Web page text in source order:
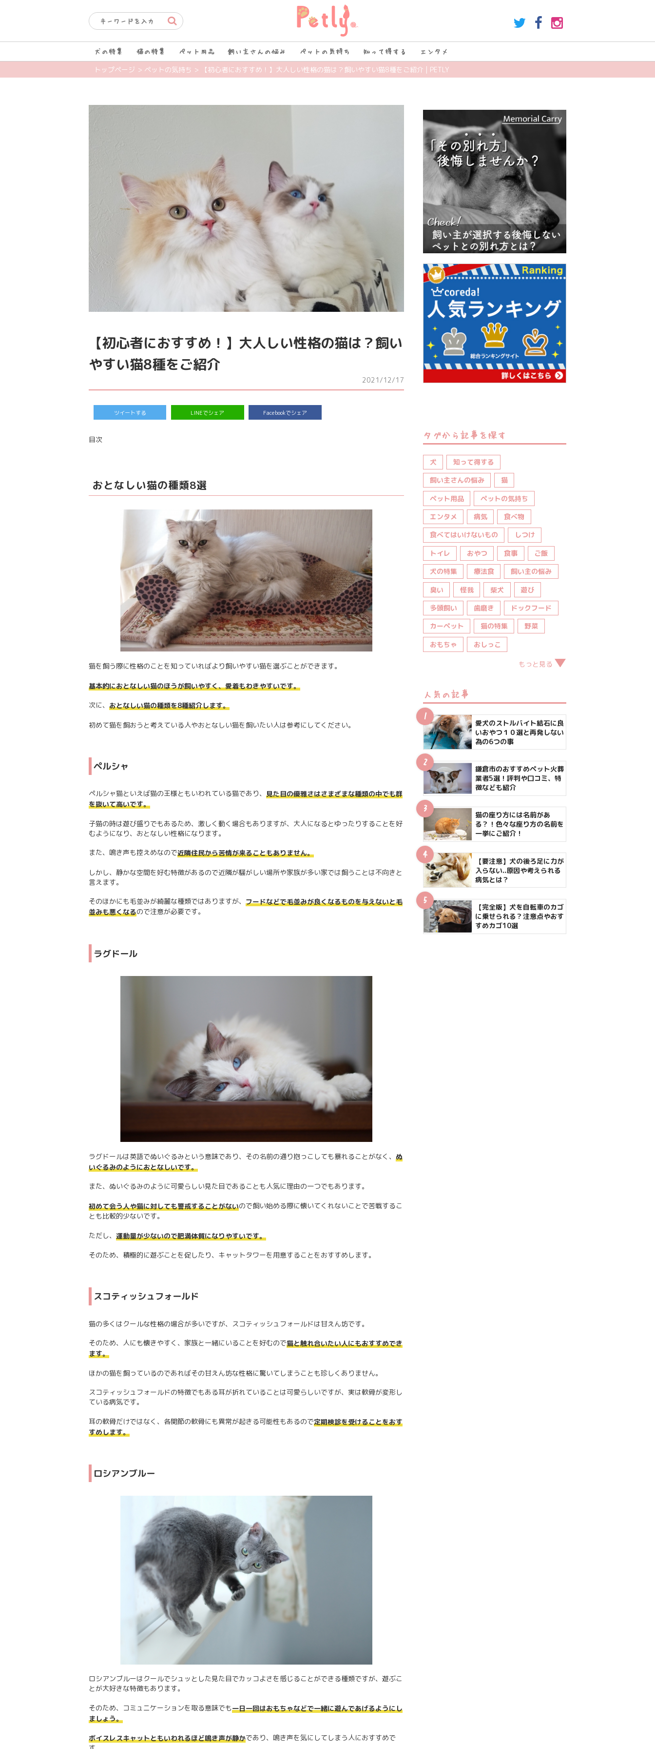
犬の特集 猫の特集 ペット用品 飼い主さんの悩み ペットの気持ち 知って得する エンタメ
トップページ > ペットの気持ち > 【初心者におすすめ！】大人しい性格の猫は？飼いやすい猫8種をご紹介 | PETLY
【初心者におすすめ！】大人しい性格の猫は？飼い
やすい猫8種をご紹介
2021/12/17
ツイートする LINEでシェア Facebookでシェア
目次
おとなしい猫の種類8選
猫を飼う際に性格のことを知っていればより飼いやすい猫を選ぶことができます。
基本的におとなしい猫のほうが飼いやすく、愛着もわきやすいです。
次に、 おとなしい猫の種類を8種紹介します。
初めて猫を飼おうと考えている人やおとなしい猫を飼いたい人は参考にしてください。
ペルシャ
ペルシャ猫といえば猫の王様ともいわれている猫であり、 見た目の優雅さはさまざまな種類の中でも群
を抜いて高いです。
子猫の時は遊び盛りでもあるため、激しく動く場合もありますが、大人になるとゆったりすることを好
むようになり、おとなしい性格になります。
また、鳴き声も控えめなので近隣住民から苦情が来ることもありません。
しかし、静かな空間を好む特徴があるので近隣が騒がしい場所や家族が多い家では飼うことは不向きと
言えます。
そのほかにも毛並みが綺麗な種類ではありますが、 フードなどで毛並みが良くなるものを与えないと毛
並みも悪くなるので注意が必要です。
ラグドール
ラグドールは英語でぬいぐるみという意味であり、その名前の通り抱っこしても暴れることがなく、 ぬ
いぐるみのようにおとなしいです。
また、ぬいぐるみのように可愛らしい見た目であることも人気に理由の一つでもあります。
初めて会う人や猫に対しても警戒することがないので飼い始める際に懐いてくれないことで苦戦するこ
とも比較的少ないです。
ただし、 運動量が少ないので肥満体質になりやすいです。
そのため、積極的に遊ぶことを促したり、キャットタワーを用意することをおすすめします。
スコティッシュフォールド
猫の多くはクールな性格の場合が多いですが、スコティッシュフォールドは甘えん坊です。
そのため、人にも懐きやすく、家族と一緒にいることを好むので猫と触れ合いたい人にもおすすめでき
ます。
ほかの猫を飼っているのであればその甘えん坊な性格に驚いてしまうことも珍しくありません。
スコティッシュフォールドの特徴でもある耳が折れていることは可愛らしいですが、実は軟骨が変形し
ている病気です。
耳の軟骨だけではなく、各関節の軟骨にも異常が起きる可能性もあるので定期検診を受けることをおす
すめします。
ロシアンブルー
ロシアンブルーはクールでシュッとした見た目でカッコよさを感じることができる種類ですが、遊ぶこ
とが大好きな特徴もあります。
そのため、コミュニケーションを取る意味でも一日一回はおもちゃなどで一緒に遊んであげるようにし
ましょう。
ボイスレスキャットともいわれるほど鳴き声が静かであり、鳴き声を気にしてしまう人におすすめで
タグから記事を探す
犬
知って得する
飼い主さんの悩み
猫
ペット用品
ペットの気持ち
エンタメ
病気
食べ物
食べてはいけないもの
しつけ
トイレ
おやつ 食事
ご飯
犬の特集
療法食
飼い主の悩み
臭い
怪我 柴犬
遊び
多頭飼い
歯磨き
ドックフード
カーペット
猫の特集
野菜
おもちゃ
おしっこ
もっと見る
人気の記事
愛犬のストルバイト結石に良
いおやつ１０選と再発しない
為の6つの事
鎌倉市のおすすめペット火葬
業者5選！評判や口コミ、特
徴なども紹介
猫の座り方には名前があ
る？！色々な座り方の名前を
一挙にご紹介！
【要注意】犬の後ろ足に力が
入らない..原因や考えられる
病気とは？
【完全版】犬を自転車のカゴ
に乗せられる？注意点やおす
すめカゴ10選